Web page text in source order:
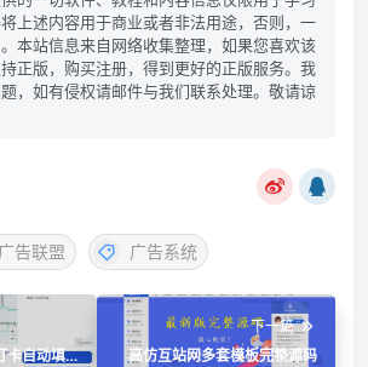
上述内容用于商业或者非法用途，否则，一
本站信息来自网络收集整理，如果您喜欢该
正版，购买注册，得到更好的正版服务。我
，如有侵权请邮件与我们联系处理。敬请谅
广告联盟 广告系统
卡自动填
下一篇
高仿互站网多套模板完整源码